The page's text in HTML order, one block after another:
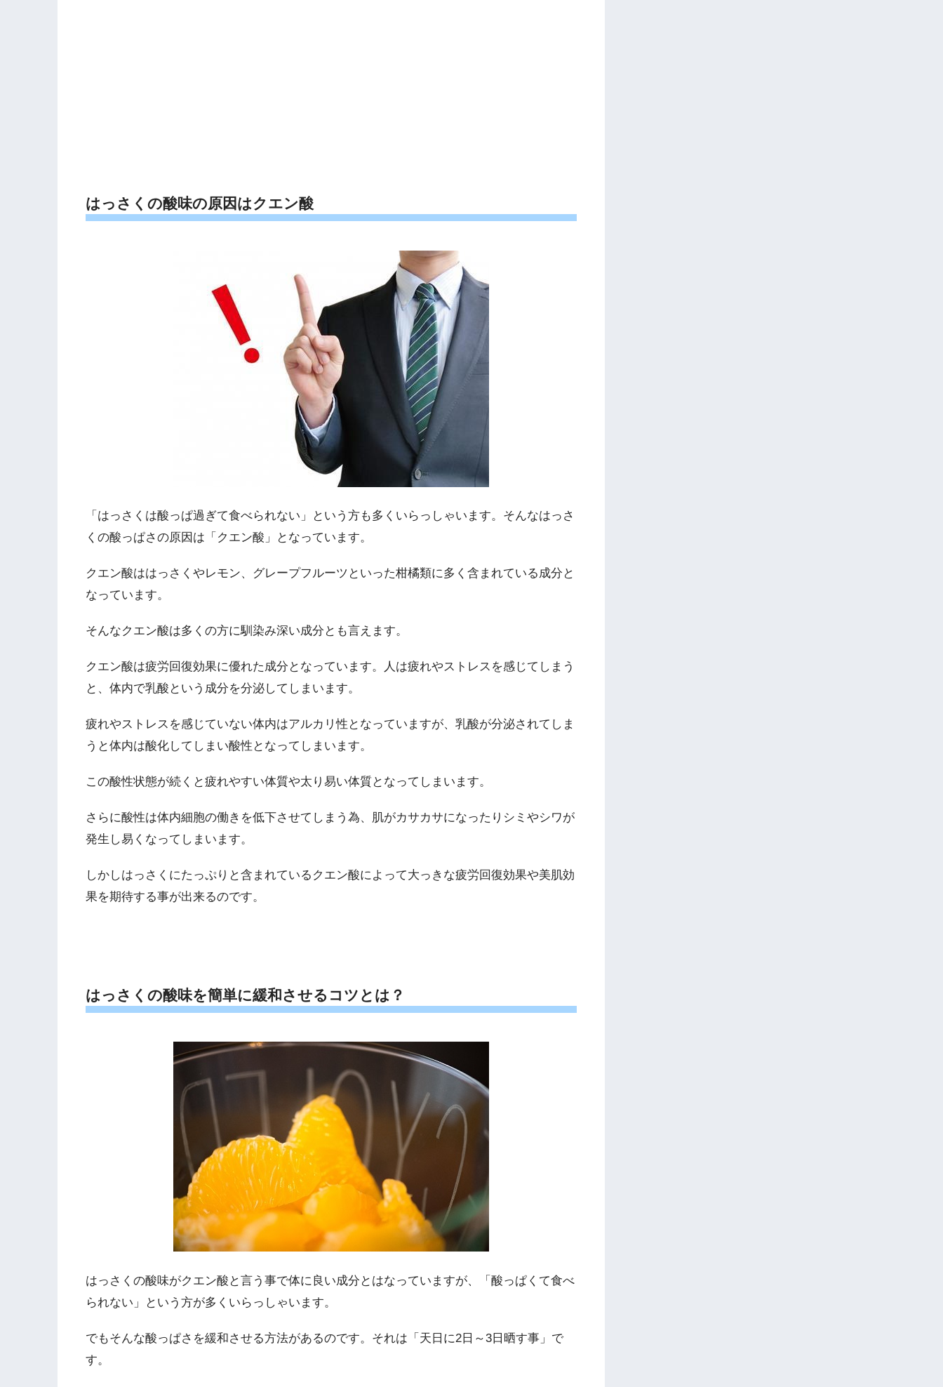
はっさくの酸味の原因はクエン酸
「はっさくは酸っぱ過ぎて食べられない」という方も多くいらっしゃいます。そんなはっさ
くの酸っぱさの原因は「クエン酸」となっています。
クエン酸ははっさくやレモン、グレープフルーツといった柑橘類に多く含まれている成分と
なっています。
そんなクエン酸は多くの方に馴染み深い成分とも言えます。
クエン酸は疲労回復効果に優れた成分となっています。人は疲れやストレスを感じてしまう
と、体内で乳酸という成分を分泌してしまいます。
疲れやストレスを感じていない体内はアルカリ性となっていますが、乳酸が分泌されてしま
うと体内は酸化してしまい酸性となってしまいます。
この酸性状態が続くと疲れやすい体質や太り易い体質となってしまいます。
さらに酸性は体内細胞の働きを低下させてしまう為、肌がカサカサになったりシミやシワが
発生し易くなってしまいます。
しかしはっさくにたっぷりと含まれているクエン酸によって大っきな疲労回復効果や美肌効
果を期待する事が出来るのです。
はっさくの酸味を簡単に緩和させるコツとは？
はっさくの酸味がクエン酸と言う事で体に良い成分とはなっていますが、「酸っぱくて食べ
られない」という方が多くいらっしゃいます。
でもそんな酸っぱさを緩和させる方法があるのです。それは「天日に2日～3日晒す事」で
す。